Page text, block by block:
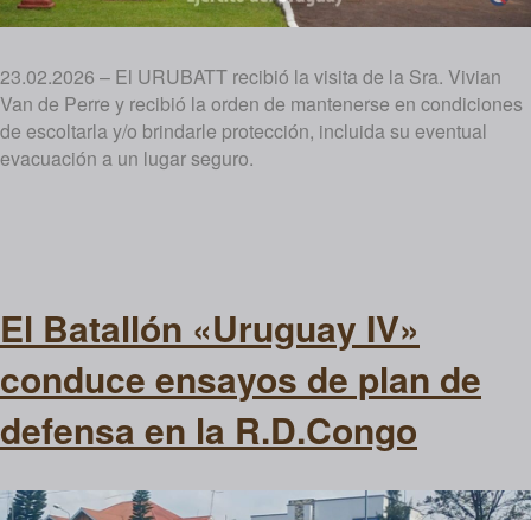
23.02.2026 – El URUBATT recibió la visita de la Sra. Vivian
Van de Perre y recibió la orden de mantenerse en condiciones
de escoltarla y/o brindarle protección, incluida su eventual
evacuación a un lugar seguro.
El Batallón «Uruguay IV»
conduce ensayos de plan de
defensa en la R.D.Congo